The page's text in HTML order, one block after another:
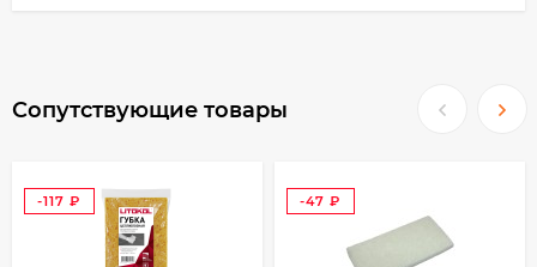
Сопутствующие товары
-117
-47